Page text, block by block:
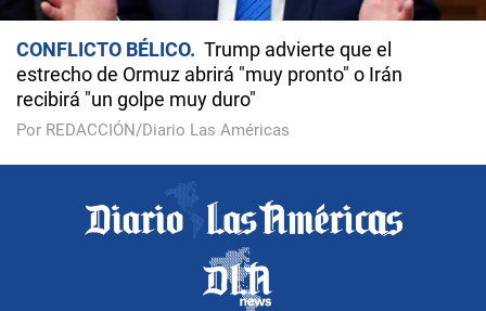
CONFLICTO BÉLICO
Trump advierte que el
estrecho de Ormuz abrirá "muy pronto" o Irán
recibirá "un golpe muy duro"
Por REDACCIÓN/Diario Las Américas